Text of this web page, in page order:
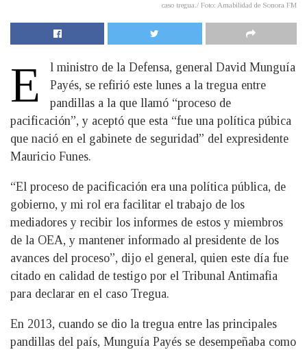
caso tregua./ Foto: Amabilidad de Sonora FM
E
l ministro de la Defensa, general David Munguía
Payés, se refirió este lunes a la tregua entre
pandillas a la que llamó “proceso de
pacificación”, y aceptó que esta “fue una política púbica
que nació en el gabinete de seguridad” del expresidente
Mauricio Funes.
“El proceso de pacificación era una política pública, de
gobierno, y mi rol era facilitar el trabajo de los
mediadores y recibir los informes de estos y miembros
de la OEA, y mantener informado al presidente de los
avances del proceso”, dijo el general, quien este día fue
citado en calidad de testigo por el Tribunal Antimafia
para declarar en el caso Tregua.
En 2013, cuando se dio la tregua entre las principales
pandillas del país, Munguía Payés se desempeñaba como